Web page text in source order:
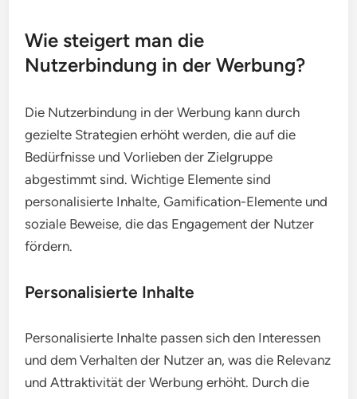
Wie steigert man die
Nutzerbindung in der Werbung?
Die Nutzerbindung in der Werbung kann durch
gezielte Strategien erhöht werden, die auf die
Bedürfnisse und Vorlieben der Zielgruppe
abgestimmt sind. Wichtige Elemente sind
personalisierte Inhalte, Gamification-Elemente und
soziale Beweise, die das Engagement der Nutzer
fördern.
Personalisierte Inhalte
Personalisierte Inhalte passen sich den Interessen
und dem Verhalten der Nutzer an, was die Relevanz
und Attraktivität der Werbung erhöht. Durch die